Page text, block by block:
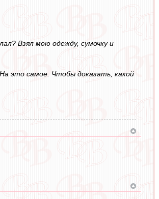
Взял мою одежду, сумочку и
это самое. Чтобы доказать, какой